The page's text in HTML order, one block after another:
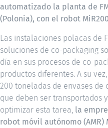
automatizado la planta de
(Polonia), con el robot MiR200
Las instalaciones polacas de
soluciones de co-packaging
día en sus procesos de co-
productos diferentes. A su
200 toneladas de envases de
que deben ser transportados
optimizar esta tarea, la
robot móvil autónomo (AMR)